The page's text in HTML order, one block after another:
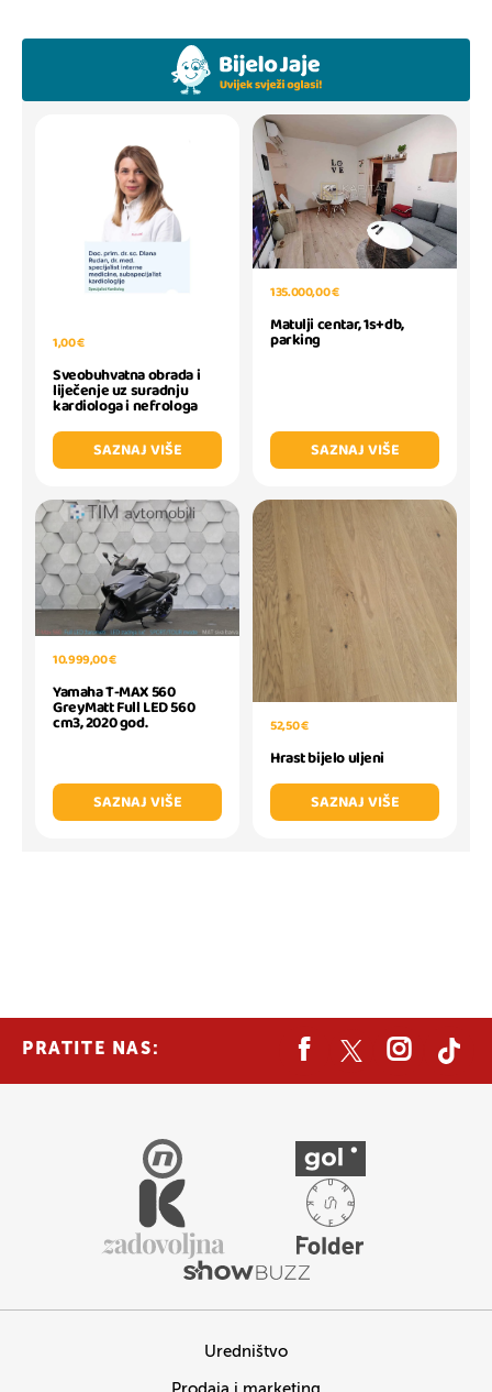
1,00 €
Sveobuhvatna obrada i
liječenje uz suradnju
kardiologa i nefrologa
SAZNAJ VIŠE
135.000,00 €
Matulji centar, 1s+db,
parking
SAZNAJ VIŠE
10.999,00 €
Yamaha T-MAX 560
GreyMatt Full LED 560
cm3, 2020 god.
SAZNAJ VIŠE
52,50 €
Hrast bijelo uljeni
SAZNAJ VIŠE
PRATITE NAS:
Uredništvo